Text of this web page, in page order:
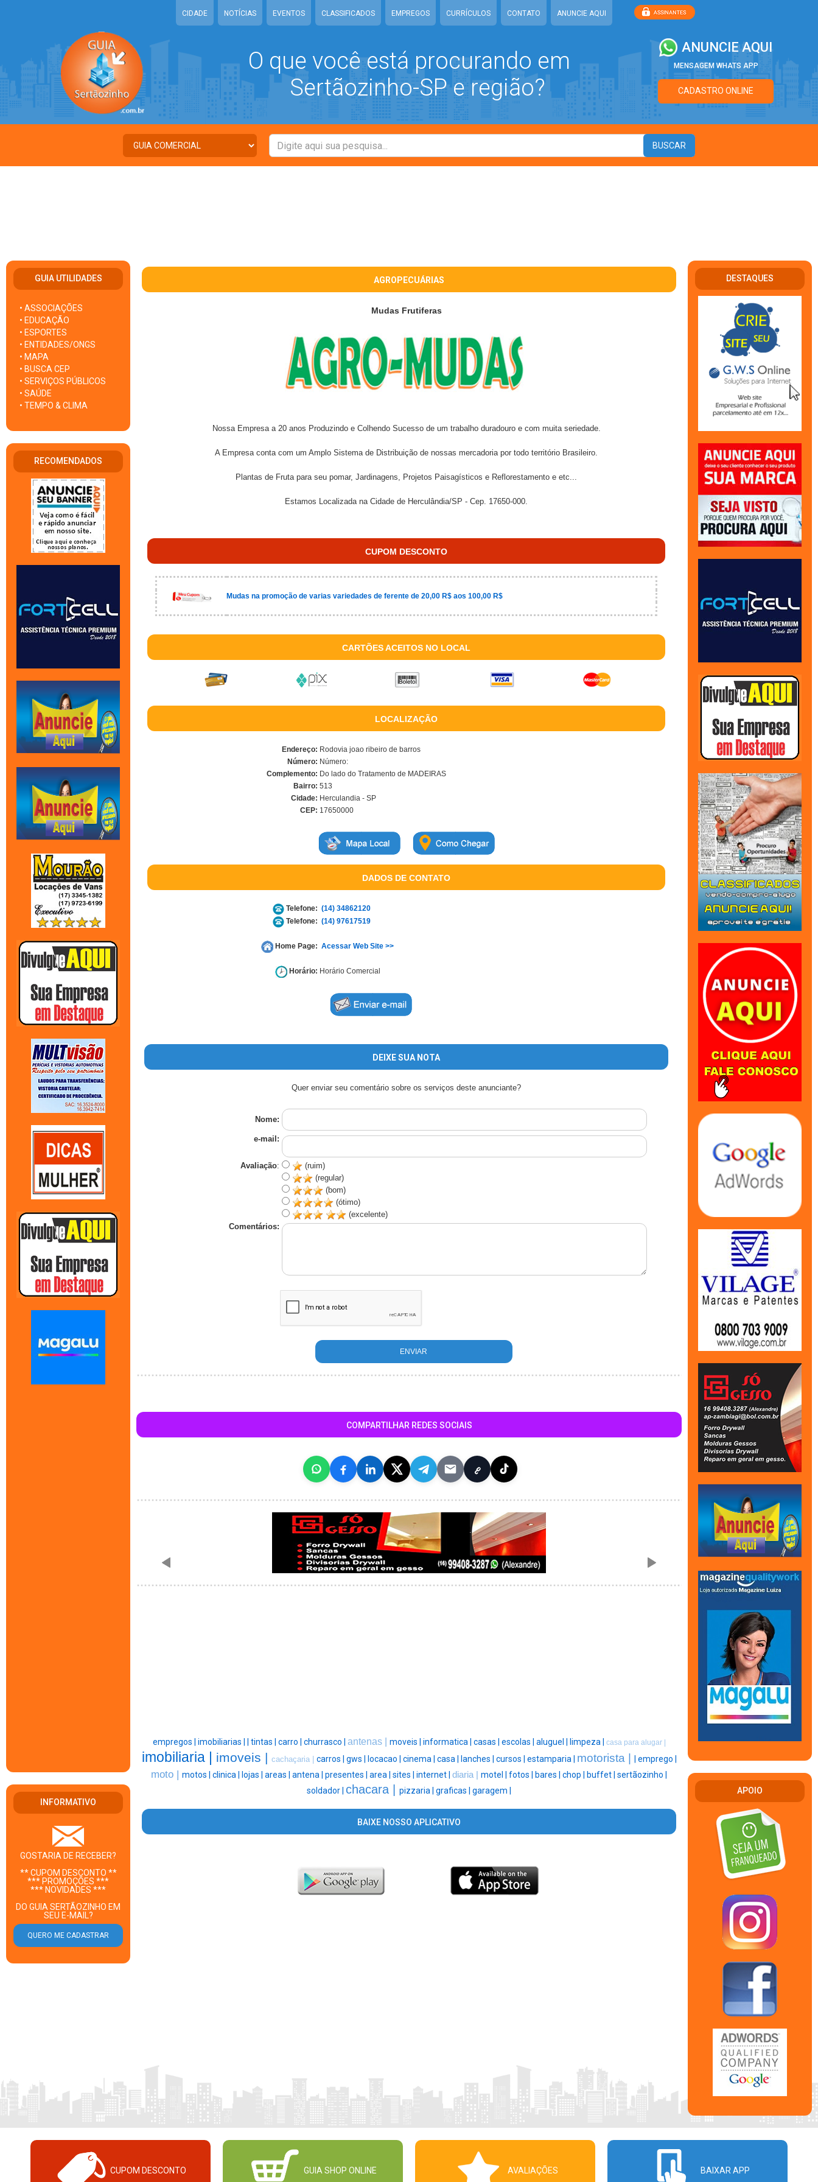
CIDADE NOTÍCIAS EVENTOS CLASSIFICADOS EMPREGOS CURRÍCULOS CONTATO ANUNCIE AQUI
O que você está procurando em
Sertãozinho-SP e região?
ANUNCIE AQUI
MENSAGEM WHATS APP
CADASTRO ONLINE
GUIA UTILIDADES
• ASSOCIAÇÕES
• EDUCAÇÃO
• ESPORTES
• ENTIDADES/ONGS
• MAPA
• BUSCA CEP
• SERVIÇOS PÚBLICOS
• SAÚDE
• TEMPO & CLIMA
RECOMENDADOS
INFORMATIVO
GOSTARIA DE RECEBER?
** CUPOM DESCONTO **
*** PROMOÇÕES ***
*** NOVIDADES ***
DO GUIA SERTÃOZINHO EM
SEU E-MAIL?
AGROPECUÁRIAS
Mudas Frutiferas
Nossa Empresa a 20 anos Produzindo e Colhendo Sucesso de um trabalho duradouro e com muita seriedade.
A Empresa conta com um Amplo Sistema de Distribuição de nossas mercadoria por todo território Brasileiro.
Plantas de Fruta para seu pomar, Jardinagens, Projetos Paisagísticos e Reflorestamento e etc...
Estamos Localizada na Cidade de Herculândia/SP - Cep. 17650-000.
CUPOM DESCONTO
Mudas na promoção de varias variedades de ferente de 20,00 R$ aos 100,00 R$
CARTÕES ACEITOS NO LOCAL
LOCALIZAÇÃO
Endereço: Rodovia joao ribeiro de barros
Número: Número:
Complemento: Do lado do Tratamento de MADEIRAS
Bairro: 513
Cidade: Herculandia - SP
CEP: 17650000
DADOS DE CONTATO
Telefone: (14) 34862120
Telefone: (14) 97617519
Home Page: Acessar Web Site >>
Horário: Horário Comercial
DEIXE SUA NOTA
Quer enviar seu comentário sobre os serviços deste anunciante?
Nome:
e-mail:
Avaliação:
(ruim)
(regular)
(bom)
(ótimo)
(excelente)
Comentários:
COMPARTILHAR REDES SOCIAIS
empregos | imobiliarias | tintas | carro | churrasco | antenas | moveis | informatica | casas | escolas | aluguel | limpeza | casa para alugar |
imobiliaria | imoveis | cachaçaria | carros | gws | locacao | cinema | casa | lanches | cursos | estamparia | motorista | emprego |
moto | motos | clinica | lojas | areas | antena | presentes | area | sites | internet | diaria | motel | fotos | bares | chop | buffet | sertãozinho |
soldador | chacara | pizzaria | graficas | garagem |
BAIXE NOSSO APLICATIVO
DESTAQUES
APOIO
CUPOM DESCONTO GUIA SHOP ONLINE AVALIAÇÕES BAIXAR APP